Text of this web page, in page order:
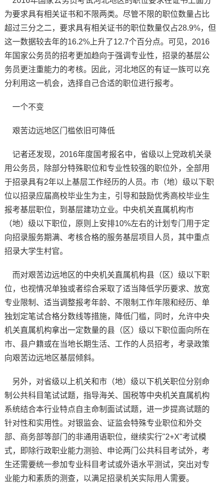
为要求具有相关证书和不限两类。尽管不限的职位数量占比
超过三分之二，要求具有相关证书的职位数量仅占28.9%，但
这一数据较去年的16.2%上升了12.7个百分点。可见，2016
年国家公务员的招考更加趋向于强调专业性，招录的基层公
务员更注重能力的考核。因此，河北地区的有证一族可以充
分利用这一机会，选择自己合适的职位进行报考。
一个不变
艰苦边远地区门槛依旧可降低
记者还发现，2016年度国考报名中，省级以上党政机关录
用公务员，除部分特殊职位和专业性较强的职位外，全部用
于招录具有2年以上基层工作经历的人员。市（地）级以下职
位以招录应届高校毕业生为主，引导和鼓励优秀高校毕业生
报考基层职位，到基层建功立业。中央机关直属机构市
（地）级以下职位，原则上安排10%左右的计划专门用于定
向招录服务期满、考核合格的服务基层项目人员，其中重点
招录大学生村官。
而对艰苦边远地区的中央机关直属机构县（区）级以下职
位，也视情况单独或者综合采取了适当降低学历要求、放宽
专业限制、适当调整报考年龄、不限制工作年限和经历、单
独划定笔试合格分数线等措施，降低门槛，同时，允许中央
机关直属机构拿出一定数量的县（区）级以下职位面向所在
市、县户籍或在当地长期生活、工作的人员招考，考录政策
向艰苦边远地区基层倾斜。
另外，对省级以上机关和市（地）级以下机关职位分别命
制公共科目笔试试题，指导海关、国税等中央机关直属机构
系统结合本行业特点自主命制面试试题，进一步提高试题的
针对性和实用性。对银监会、证监会特殊专业职位和外交
部、商务部等部门的非通用语职位，继续实行"2+X"考试模
式，即除行政职业能力测验、申论两门公共科目考试外，考
生还需要统一参加专业科目考试或外语水平测试，突出对专
业能力和素质的测查，以满足招录机关实际用人需要。